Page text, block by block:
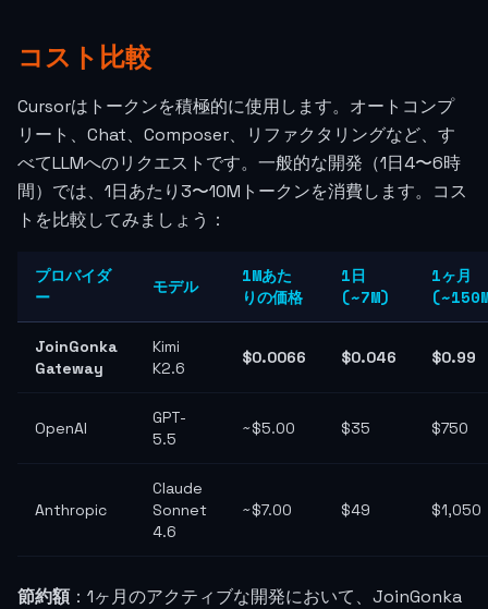
コスト比較
Cursorはトークンを積極的に使用します。オートコンプ
リート、Chat、Composer、リファクタリングなど、す
べてLLMへのリクエストです。一般的な開発（1日4〜6時
間）では、1日あたり3〜10Mトークンを消費します。コス
トを比較してみましょう：
プロバイダ
ー
モデル
1Mあた
りの価格
1日
(~7M)
1ヶ月
JoinGonka
Gateway
Kimi
K2.6
$0.0066 $0.046 $0.99
OpenAI
GPT-
5.5
~$5.00 $35 $750
Anthropic
Claude
Sonnet
4.6
~$7.00 $49 $1,050
節約額：1ヶ月のアクティブな開発において、JoinGonka